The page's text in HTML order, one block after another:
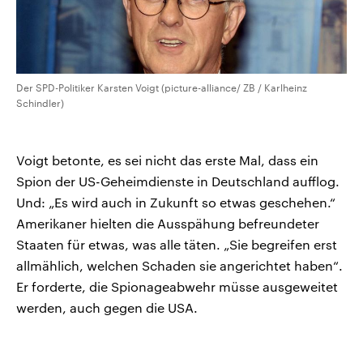
Der SPD-Politiker Karsten Voigt (picture-alliance/ ZB / Karlheinz
Schindler)
Voigt betonte, es sei nicht das erste Mal, dass ein
Spion der US-Geheimdienste in Deutschland aufflog.
Und: „Es wird auch in Zukunft so etwas geschehen.“
Amerikaner hielten die Ausspähung befreundeter
Staaten für etwas, was alle täten. „Sie begreifen erst
allmählich, welchen Schaden sie angerichtet haben“.
Er forderte, die Spionageabwehr müsse ausgeweitet
werden, auch gegen die USA.